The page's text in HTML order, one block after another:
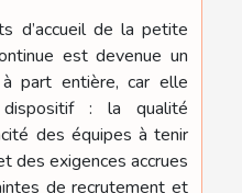
d’accueil de la petite
est devenue un
part entière, car elle
: la qualité
des équipes à tenir
des exigences accrues
de recrutement et